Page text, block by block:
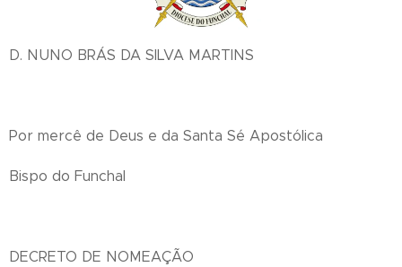
D. NUNO BRÁS DA SILVA MARTINS
Por mercê de Deus e da Santa Sé Apostólica
Bispo do Funchal
DECRETO DE NOMEAÇÃO